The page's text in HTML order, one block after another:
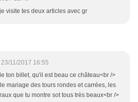
visite tes deux articles avec gr
23/11/2017 16:55
ton billet, qu'il est beau ce château<br />
mariage des tours rondes et carrées, les
que tu montre sot tous très beaux<br />